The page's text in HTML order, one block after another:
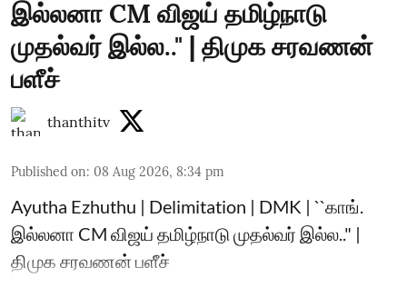
இல்லனா CM விஜய் தமிழ்நாடு
முதல்வர் இல்ல.." | திமுக சரவணன்
பளீச்
thanthitv
Published on: 08 Aug 2026, 8:34 pm
Ayutha Ezhuthu | Delimitation | DMK | ``காங்.
இல்லனா CM விஜய் தமிழ்நாடு முதல்வர் இல்ல.." |
திமுக சரவணன் பளீச்